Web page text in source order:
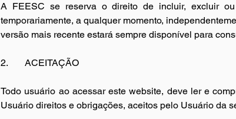
A FEESC se reserva o direito de incluir, excluir
temporariamente, a qualquer momento,
versão mais recente estará sempre disponível para
2. ACEITAÇÃO
Todo usuário ao acessar este website, deve ler e
Usuário direitos e obrigações, aceitos pelo Usuário da